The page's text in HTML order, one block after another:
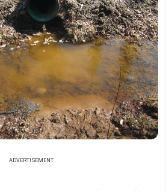
ADVERTISEMENT